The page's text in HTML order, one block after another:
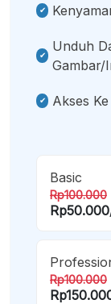
Unduh
Gambar/
Akses
Basic
Rp100.000
Rp50.000
Rp100.000